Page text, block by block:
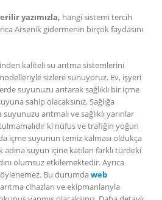
yazımızla, hangi sistemi tercih
Arsenik gidermenin birçok faydasını
kaliteli su arıtma sistemlerini
sizlere sunuyoruz. Ev, işyeri
suyunuzu arıtarak sağlıklı bir içme
sahip olacaksınız. Sağlığa
arıtmalı ve sağlıklı yarınlar
ki nüfus ve trafiğin yoğun
içme suyunun temiz kalması oldukça
suyun içine katılan farklı türdeki
olumsuz etkilemektedir. Ayrıca
Bu durumdaweb
arıtma cihazları ve ekipmanlarıyla